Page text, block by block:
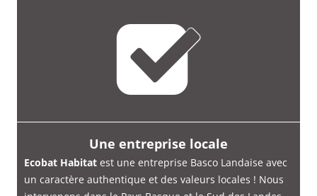
Une entreprise locale
Ecobat Habitat est une entreprise Basco Landaise avec
un caractère authentique et des valeurs locales ! Nous